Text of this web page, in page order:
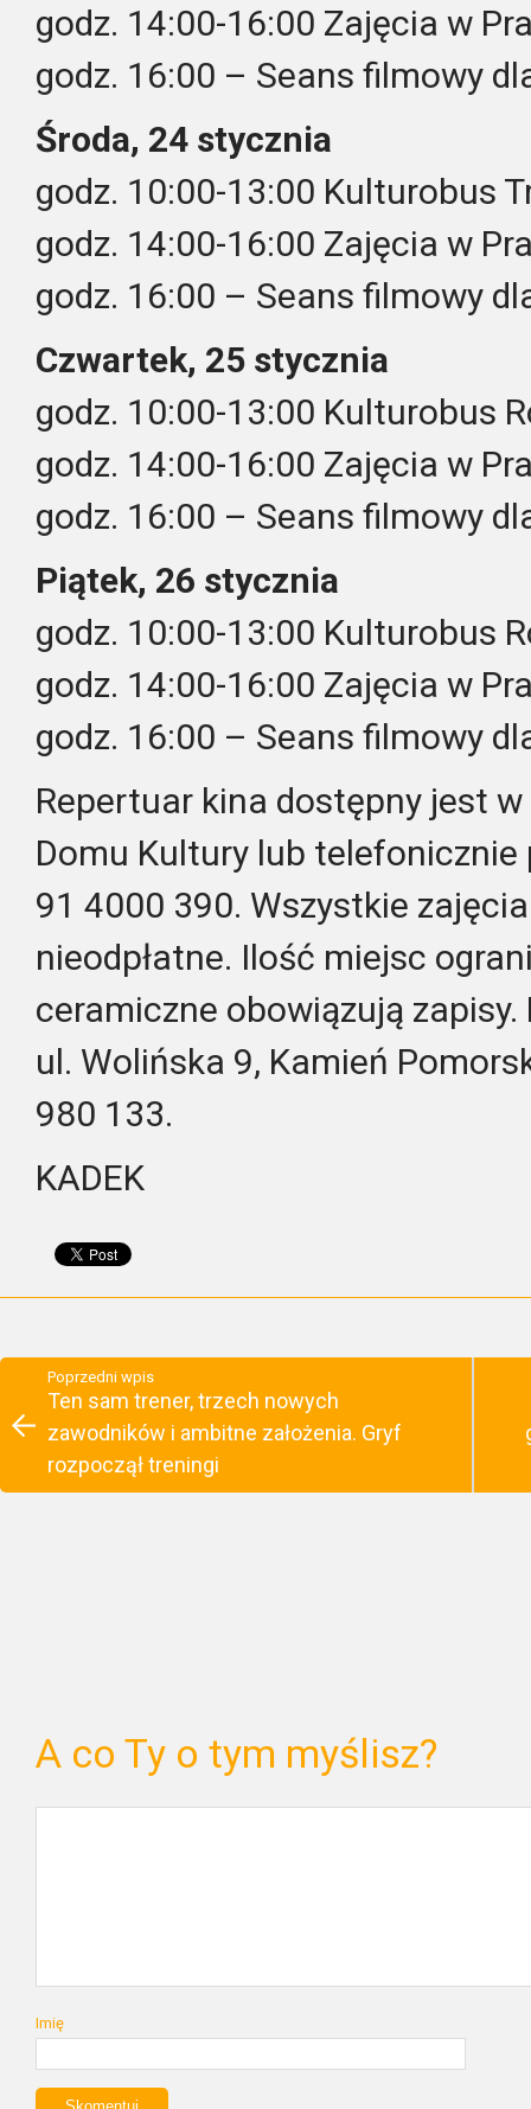
godz. 14:00-16:00 Zajęcia w
godz. 16:00 – Seans filmowy
Środa, 24 stycznia
godz. 10:00-13:00 Kulturobus
godz. 14:00-16:00 Zajęcia w
godz. 16:00 – Seans filmowy
Czwartek, 25 stycznia
godz. 10:00-13:00 Kulturobus
godz. 14:00-16:00 Zajęcia w
godz. 16:00 – Seans filmowy
Piątek, 26 stycznia
godz. 10:00-13:00 Kulturobus
godz. 14:00-16:00 Zajęcia w
godz. 16:00 – Seans filmowy
Repertuar kina dostępny jest
Domu Kultury lub
91 4000 390. Wszystkie
nieodpłatne. Ilość miejsc
ceramiczne obowiązują zapisy.
ul. Wolińska 9, Kamień
980 133.
KADEK
Poprzedni wpis
Ten sam trener, trzech nowych
zawodników i ambitne założenia. Gryf
rozpoczął treningi
A co Ty o tym myślisz?
Imię